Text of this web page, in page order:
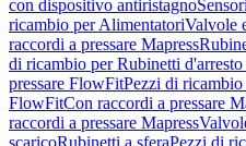
con dispositivo antiristagnoSensori
ricambio per AlimentatoriValvole
raccordi a pressare Mapress
di ricambio per Rubinetti d'arresto
pressare FlowFitPezzi di ricambio
FlowFitCon raccordi a pressare
raccordi a pressare Mapress
scaricoRubinetti a sferaPezzi di